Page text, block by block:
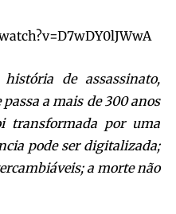
de assassinato,
a mais de 300 anos
transformada por uma
pode ser digitalizada;
a morte não